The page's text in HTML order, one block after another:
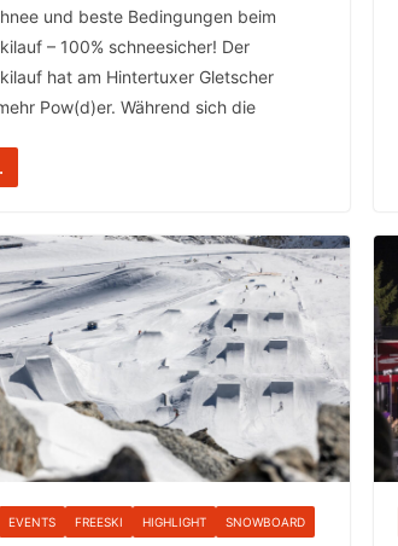
und beste Bedingungen beim
– 100% schneesicher! Der
hat am Hintertuxer Gletscher
Pow(d)er. Während sich die
EVENTS FREESKI HIGHLIGHT SNOWBOARD